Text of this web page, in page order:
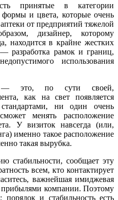
принятые в категории
формы и цвета, которые очень
от предприятий тяжелой
дизайнер, которому
находится в крайне жестких
разработка рамок и границ,
использования
по сути своей,
как на свет появляется
ни один очень
менять расположение
У визиток навсегда (или,
именно такое расположение
такая вырубка.
стабильности, сообщает эту
всем, кто контактирует
важнейшая имиджевая
компании. Поэтому
порядок и стабильность есть